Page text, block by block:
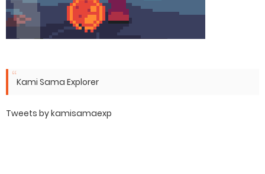
Kami Sama Explorer
Tweets by kamisamaexp